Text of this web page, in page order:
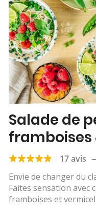
Salade de
framboises
riz
17 avis
Envie de changer du
Faites sensation avec
framboises et